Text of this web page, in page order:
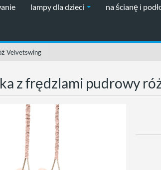
lampy dla dzieci na ścianę i
Velvetswing
z frędzlami pudrowy